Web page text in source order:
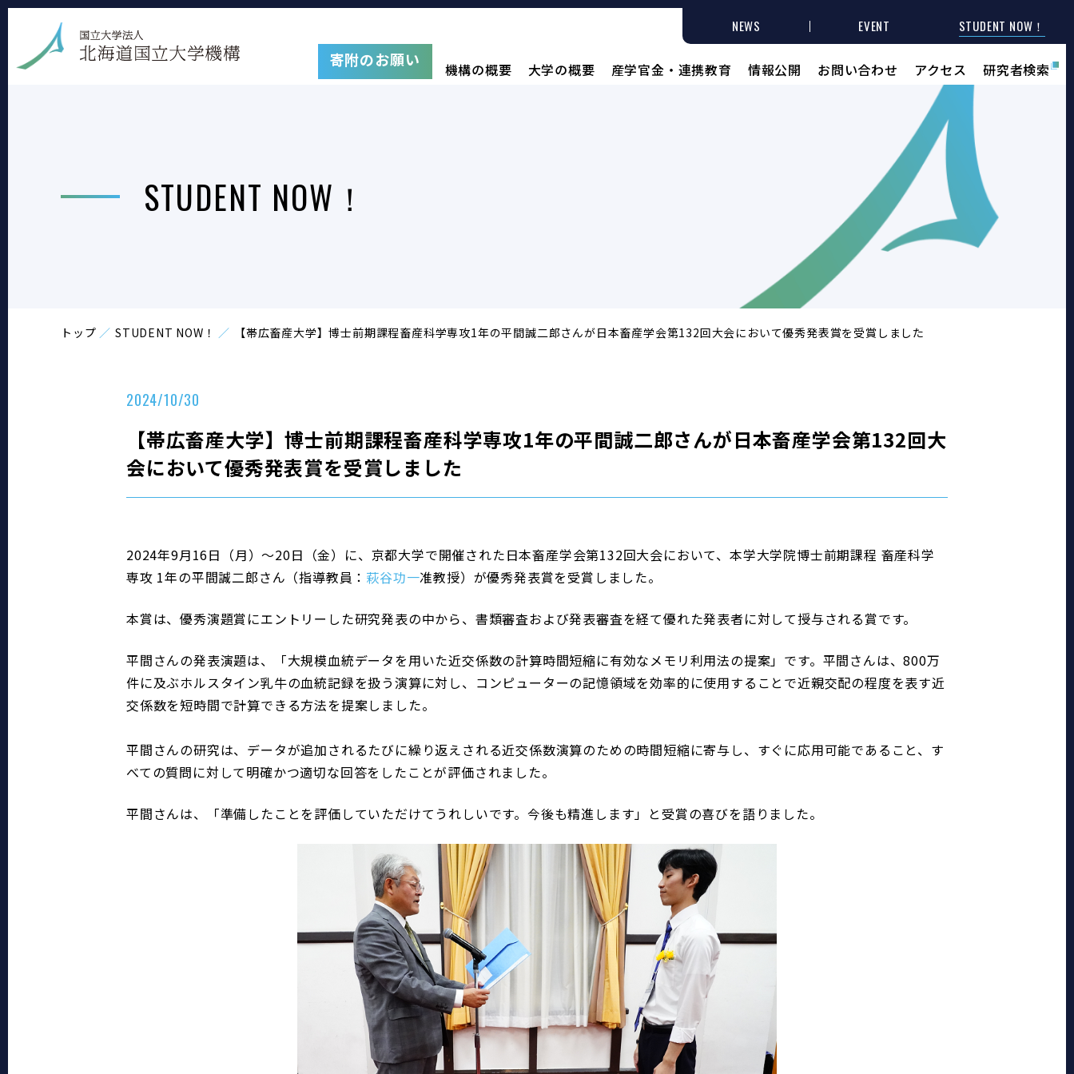
寄附のお願い
NEWS EVENT STUDENT NOW！
機構の概要 大学の概要 産学官金・連携教育 情報公開 お問い合わせ アクセス 研究者検索
STUDENT NOW！
トップ STUDENT NOW！ 【帯広畜産大学】博士前期課程畜産科学専攻1年の平間誠二郎さんが日本畜産学会第132回大会において優秀発表賞を受賞しました
2024/10/30
【帯広畜産大学】博士前期課程畜産科学専攻1年の平間誠二郎さんが日本畜産学会第132回大
会において優秀発表賞を受賞しました
2024年9月16日（月）～20日（金）に、京都大学で開催された日本畜産学会第132回大会において、本学大学院博士前期課程 畜産科学
専攻 1年の平間誠二郎さん（指導教員： 萩谷功一准教授）が優秀発表賞を受賞しました。
本賞は、優秀演題賞にエントリーした研究発表の中から、書類審査および発表審査を経て優れた発表者に対して授与される賞です。
平間さんの発表演題は、「大規模血統データを用いた近交係数の計算時間短縮に有効なメモリ利用法の提案」です。平間さんは、800万
件に及ぶホルスタイン乳牛の血統記録を扱う演算に対し、コンピューターの記憶領域を効率的に使用することで近親交配の程度を表す近
交係数を短時間で計算できる方法を提案しました。
平間さんの研究は、データが追加されるたびに繰り返えされる近交係数演算のための時間短縮に寄与し、すぐに応用可能であること、す
べての質問に対して明確かつ適切な回答をしたことが評価されました。
平間さんは、「準備したことを評価していただけてうれしいです。今後も精進します」と受賞の喜びを語りました。